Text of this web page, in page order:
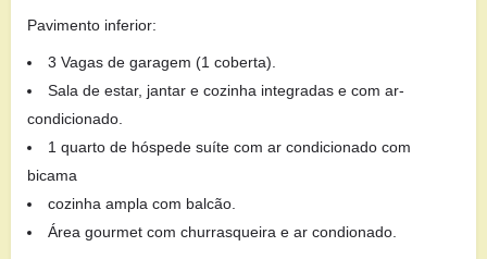
Pavimento inferior:
3 Vagas de garagem (1 coberta).
Sala de estar, jantar e cozinha integradas e com ar-
condicionado.
1 quarto de hóspede suíte com ar condicionado com
bicama
cozinha ampla com balcão.
Área gourmet com churrasqueira e ar condionado.